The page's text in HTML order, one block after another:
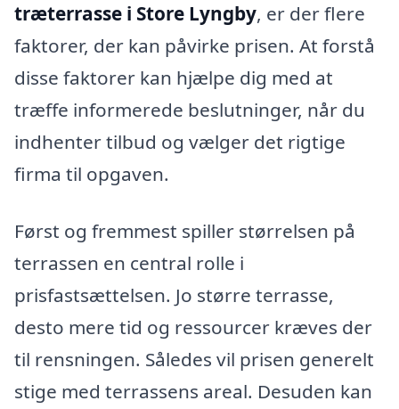
træterrasse i Store Lyngby, er der flere
faktorer, der kan påvirke prisen. At forstå
disse faktorer kan hjælpe dig med at
træffe informerede beslutninger, når du
indhenter tilbud og vælger det rigtige
firma til opgaven.
Først og fremmest spiller størrelsen på
terrassen en central rolle i
prisfastsættelsen. Jo større terrasse,
desto mere tid og ressourcer kræves der
til rensningen. Således vil prisen generelt
stige med terrassens areal. Desuden kan